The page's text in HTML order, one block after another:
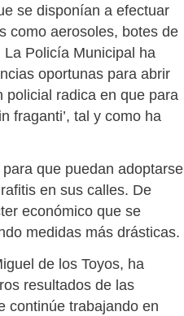
se disponían a efectuar
como aerosoles, botes de
La Policía Municipal ha
oportunas para abrir
policial radica en que para
fraganti’, tal y como ha
que puedan adoptarse
en sus calles. De
económico que se
medidas más drásticas.
de los Toyos, ha
resultados de las
continúe trabajando en